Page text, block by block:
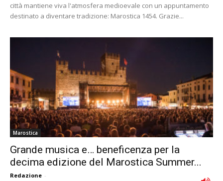
città mantiene viva l'atmosfera medioevale con un appuntamento
destinato a diventare tradizione: Marostica 1454. Grazie...
Marostica
Grande musica e… beneficenza per la
decima edizione del Marostica Summer...
Redazione -